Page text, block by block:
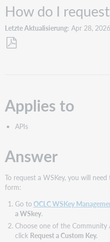
How do I
Letzte Aktualisierung Apr 28, 2026
Applies to
APIs
Answer
To request a WSKey, you will
form:
Go to OCLC WSKey
a WSkey.
Choose one of the
click Request a Custom Key.